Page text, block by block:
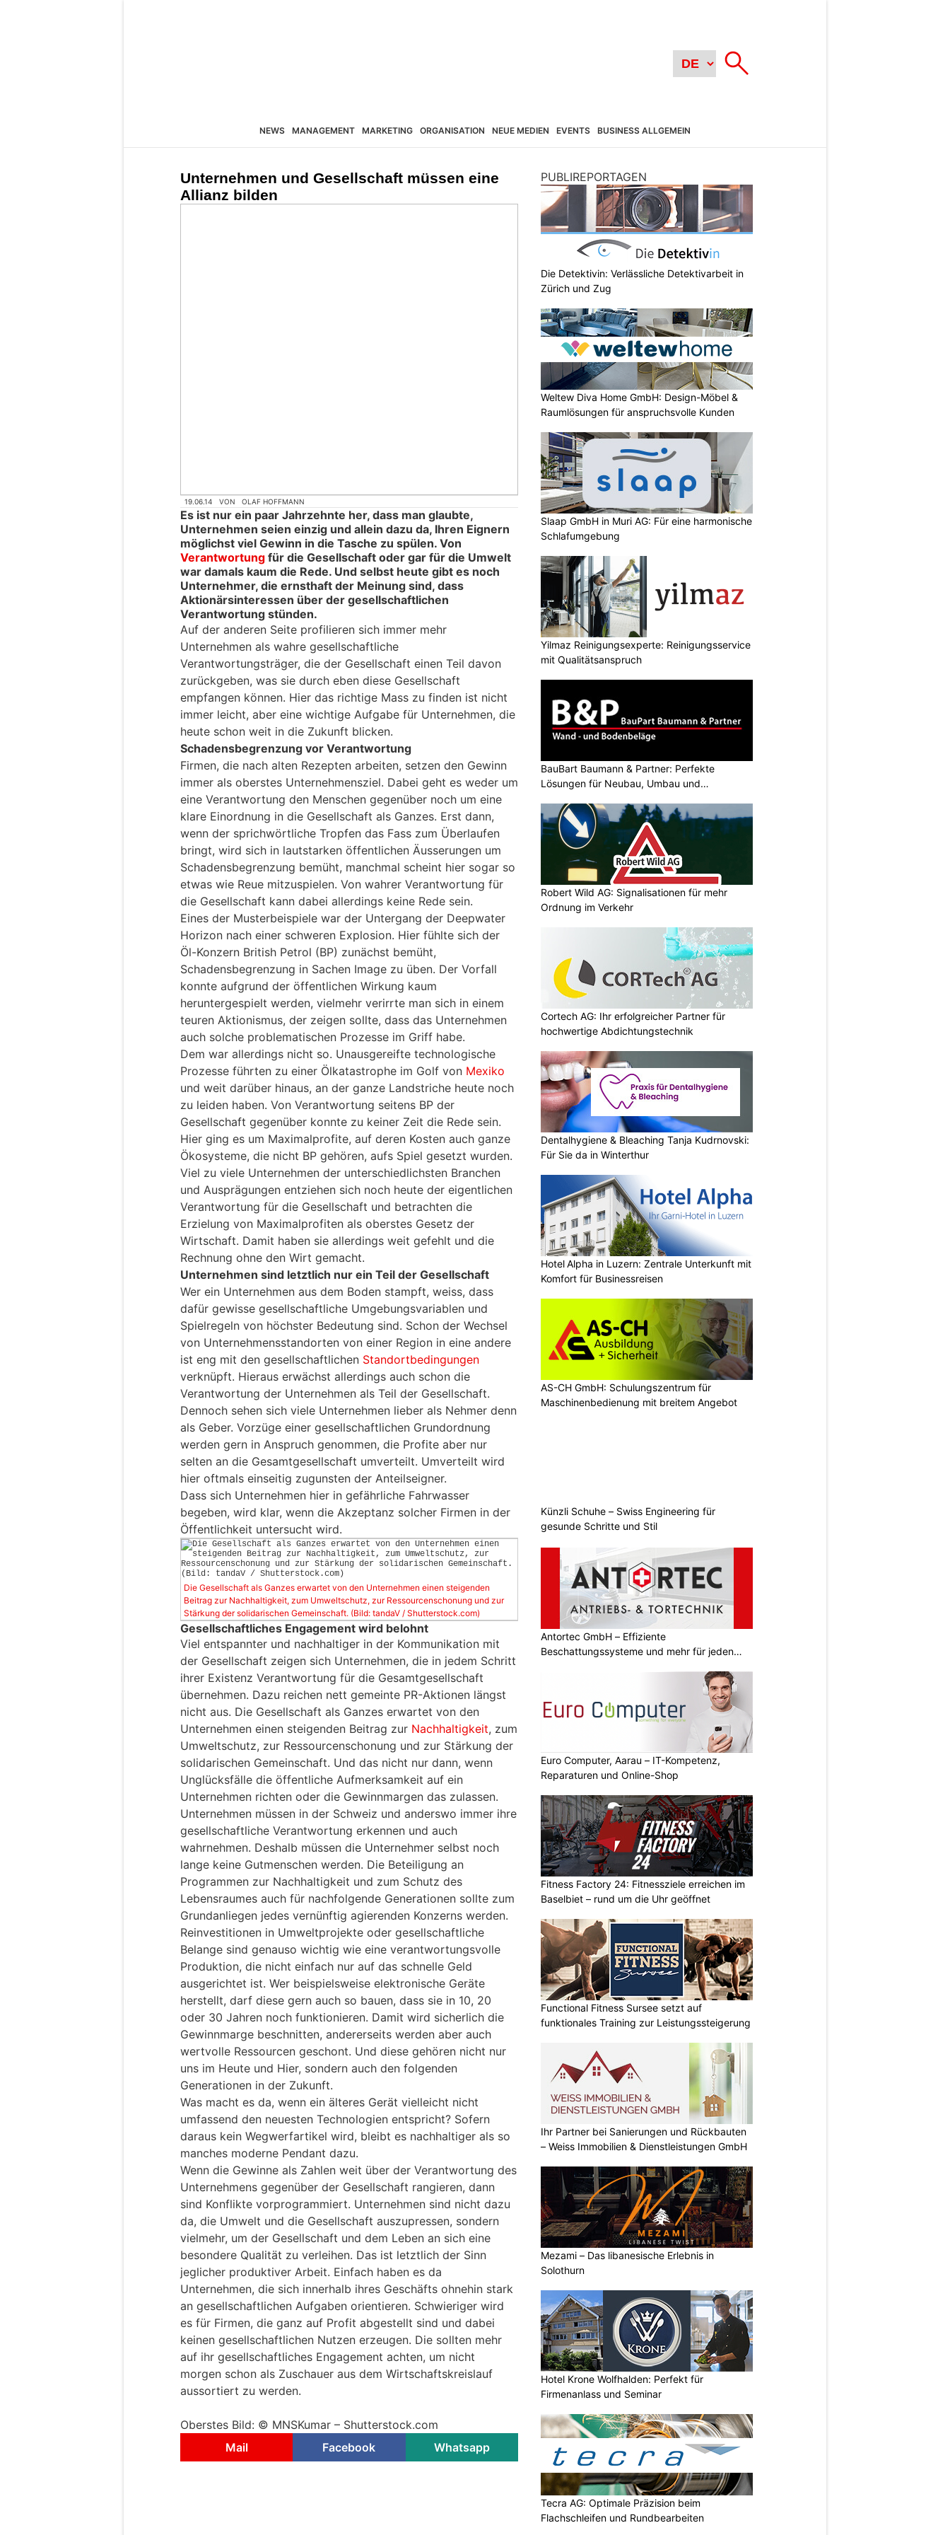
NEWS MANAGEMENT MARKETING ORGANISATION NEUE MEDIEN EVENTS BUSINESS ALLGEMEIN
Unternehmen und Gesellschaft müssen eine
Allianz bilden
19.06.14 VON OLAF HOFFMANN
Es ist nur ein paar Jahrzehnte her, dass man glaubte,
Unternehmen seien einzig und allein dazu da, Ihren Eignern
möglichst viel Gewinn in die Tasche zu spülen. Von
Verantwortung für die Gesellschaft oder gar für die Umwelt
war damals kaum die Rede. Und selbst heute gibt es noch
Unternehmer, die ernsthaft der Meinung sind, dass
Aktionärsinteressen über der gesellschaftlichen
Verantwortung stünden.
Auf der anderen Seite profilieren sich immer mehr
Unternehmen als wahre gesellschaftliche
Verantwortungsträger, die der Gesellschaft einen Teil davon
zurückgeben, was sie durch eben diese Gesellschaft
empfangen können. Hier das richtige Mass zu finden ist nicht
immer leicht, aber eine wichtige Aufgabe für Unternehmen, die
heute schon weit in die Zukunft blicken.
Schadensbegrenzung vor Verantwortung
Firmen, die nach alten Rezepten arbeiten, setzen den Gewinn
immer als oberstes Unternehmensziel. Dabei geht es weder um
eine Verantwortung den Menschen gegenüber noch um eine
klare Einordnung in die Gesellschaft als Ganzes. Erst dann,
wenn der sprichwörtliche Tropfen das Fass zum Überlaufen
bringt, wird sich in lautstarken öffentlichen Äusserungen um
Schadensbegrenzung bemüht, manchmal scheint hier sogar so
etwas wie Reue mitzuspielen. Von wahrer Verantwortung für
die Gesellschaft kann dabei allerdings keine Rede sein.
Eines der Musterbeispiele war der Untergang der Deepwater
Horizon nach einer schweren Explosion. Hier fühlte sich der
Öl-Konzern British Petrol (BP) zunächst bemüht,
Schadensbegrenzung in Sachen Image zu üben. Der Vorfall
konnte aufgrund der öffentlichen Wirkung kaum
heruntergespielt werden, vielmehr verirrte man sich in einem
teuren Aktionismus, der zeigen sollte, dass das Unternehmen
auch solche problematischen Prozesse im Griff habe.
Dem war allerdings nicht so. Unausgereifte technologische
Prozesse führten zu einer Ölkatastrophe im Golf von Mexiko
und weit darüber hinaus, an der ganze Landstriche heute noch
zu leiden haben. Von Verantwortung seitens BP der
Gesellschaft gegenüber konnte zu keiner Zeit die Rede sein.
Hier ging es um Maximalprofite, auf deren Kosten auch ganze
Ökosysteme, die nicht BP gehören, aufs Spiel gesetzt wurden.
Viel zu viele Unternehmen der unterschiedlichsten Branchen
und Ausprägungen entziehen sich noch heute der eigentlichen
Verantwortung für die Gesellschaft und betrachten die
Erzielung von Maximalprofiten als oberstes Gesetz der
Wirtschaft. Damit haben sie allerdings weit gefehlt und die
Rechnung ohne den Wirt gemacht.
Unternehmen sind letztlich nur ein Teil der Gesellschaft
Wer ein Unternehmen aus dem Boden stampft, weiss, dass
dafür gewisse gesellschaftliche Umgebungsvariablen und
Spielregeln von höchster Bedeutung sind. Schon der Wechsel
von Unternehmensstandorten von einer Region in eine andere
ist eng mit den gesellschaftlichen Standortbedingungen
verknüpft. Hieraus erwächst allerdings auch schon die
Verantwortung der Unternehmen als Teil der Gesellschaft.
Dennoch sehen sich viele Unternehmen lieber als Nehmer denn
als Geber. Vorzüge einer gesellschaftlichen Grundordnung
werden gern in Anspruch genommen, die Profite aber nur
selten an die Gesamtgesellschaft umverteilt. Umverteilt wird
hier oftmals einseitig zugunsten der Anteilseigner.
Dass sich Unternehmen hier in gefährliche Fahrwasser
begeben, wird klar, wenn die Akzeptanz solcher Firmen in der
Öffentlichkeit untersucht wird.
Die Gesellschaft als Ganzes erwartet von den Unternehmen einen steigenden
Beitrag zur Nachhaltigkeit, zum Umweltschutz, zur Ressourcenschonung und zur
Stärkung der solidarischen Gemeinschaft. (Bild: tandaV / Shutterstock.com)
Gesellschaftliches Engagement wird belohnt
Viel entspannter und nachhaltiger in der Kommunikation mit
der Gesellschaft zeigen sich Unternehmen, die in jedem Schritt
ihrer Existenz Verantwortung für die Gesamtgesellschaft
übernehmen. Dazu reichen nett gemeinte PR-Aktionen längst
nicht aus. Die Gesellschaft als Ganzes erwartet von den
Unternehmen einen steigenden Beitrag zur Nachhaltigkeit, zum
Umweltschutz, zur Ressourcenschonung und zur Stärkung der
solidarischen Gemeinschaft. Und das nicht nur dann, wenn
Unglücksfälle die öffentliche Aufmerksamkeit auf ein
Unternehmen richten oder die Gewinnmargen das zulassen.
Unternehmen müssen in der Schweiz und anderswo immer ihre
gesellschaftliche Verantwortung erkennen und auch
wahrnehmen. Deshalb müssen die Unternehmer selbst noch
lange keine Gutmenschen werden. Die Beteiligung an
Programmen zur Nachhaltigkeit und zum Schutz des
Lebensraumes auch für nachfolgende Generationen sollte zum
Grundanliegen jedes vernünftig agierenden Konzerns werden.
Reinvestitionen in Umweltprojekte oder gesellschaftliche
Belange sind genauso wichtig wie eine verantwortungsvolle
Produktion, die nicht einfach nur auf das schnelle Geld
ausgerichtet ist. Wer beispielsweise elektronische Geräte
herstellt, darf diese gern auch so bauen, dass sie in 10, 20
oder 30 Jahren noch funktionieren. Damit wird sicherlich die
Gewinnmarge beschnitten, andererseits werden aber auch
wertvolle Ressourcen geschont. Und diese gehören nicht nur
uns im Heute und Hier, sondern auch den folgenden
Generationen in der Zukunft.
Was macht es da, wenn ein älteres Gerät vielleicht nicht
umfassend den neuesten Technologien entspricht? Sofern
daraus kein Wegwerfartikel wird, bleibt es nachhaltiger als so
manches moderne Pendant dazu.
Wenn die Gewinne als Zahlen weit über der Verantwortung des
Unternehmens gegenüber der Gesellschaft rangieren, dann
sind Konflikte vorprogrammiert. Unternehmen sind nicht dazu
da, die Umwelt und die Gesellschaft auszupressen, sondern
vielmehr, um der Gesellschaft und dem Leben an sich eine
besondere Qualität zu verleihen. Das ist letztlich der Sinn
jeglicher produktiver Arbeit. Einfach haben es da
Unternehmen, die sich innerhalb ihres Geschäfts ohnehin stark
an gesellschaftlichen Aufgaben orientieren. Schwieriger wird
es für Firmen, die ganz auf Profit abgestellt sind und dabei
keinen gesellschaftlichen Nutzen erzeugen. Die sollten mehr
auf ihr gesellschaftliches Engagement achten, um nicht
morgen schon als Zuschauer aus dem Wirtschaftskreislauf
aussortiert zu werden.
Oberstes Bild: © MNSKumar – Shutterstock.com
Mail
Facebook Whatsapp
PUBLIREPORTAGEN
Die Detektivin: Verlässliche Detektivarbeit in
Zürich und Zug
Weltew Diva Home GmbH: Design-Möbel &
Raumlösungen für anspruchsvolle Kunden
Slaap GmbH in Muri AG: Für eine harmonische
Schlafumgebung
Yilmaz Reinigungsexperte: Reinigungsservice
mit Qualitätsanspruch
BauBart Baumann & Partner: Perfekte
Lösungen für Neubau, Umbau und
Robert Wild AG: Signalisationen für mehr
Ordnung im Verkehr
Cortech AG: Ihr erfolgreicher Partner für
hochwertige Abdichtungstechnik
Dentalhygiene & Bleaching Tanja Kudrnovski:
Für Sie da in Winterthur
Hotel Alpha in Luzern: Zentrale Unterkunft mit
Komfort für Businessreisen
AS-CH GmbH: Schulungszentrum für
Maschinenbedienung mit breitem Angebot
Künzli Schuhe – Swiss Engineering für
gesunde Schritte und Stil
Antortec GmbH – Effiziente
Beschattungssysteme und mehr für jeden
Euro Computer, Aarau – IT-Kompetenz,
Reparaturen und Online-Shop
Fitness Factory 24: Fitnessziele erreichen im
Baselbiet – rund um die Uhr geöffnet
Functional Fitness Sursee setzt auf
funktionales Training zur Leistungssteigerung
Ihr Partner bei Sanierungen und Rückbauten
– Weiss Immobilien & Dienstleistungen GmbH
Mezami – Das libanesische Erlebnis in
Solothurn
Hotel Krone Wolfhalden: Perfekt für
Firmenanlass und Seminar
Tecra AG: Optimale Präzision beim
Flachschleifen und Rundbearbeiten